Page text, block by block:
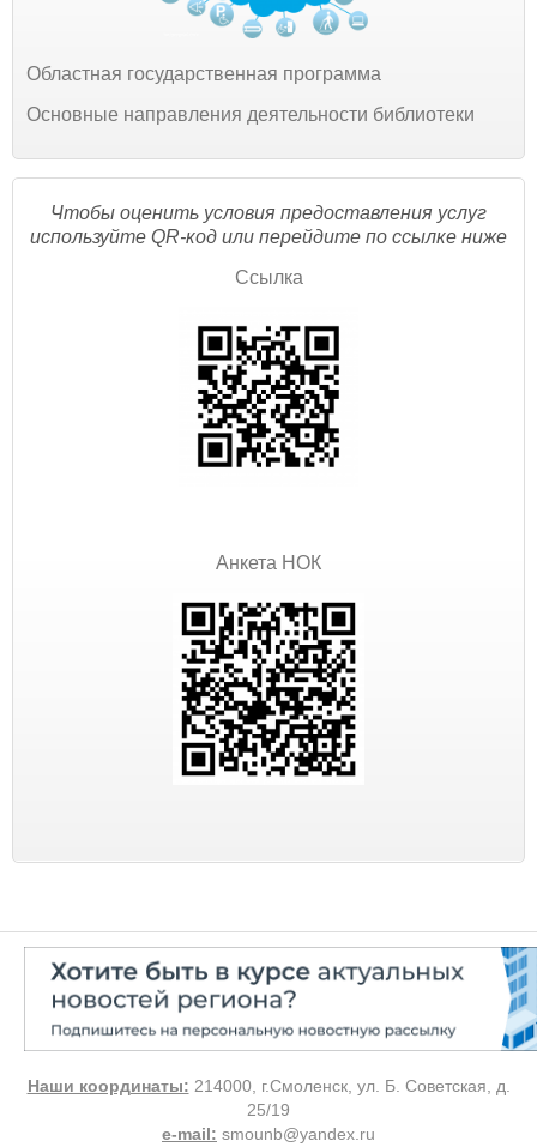
Областная государственная программа
Основные направления деятельности библиотеки
Чтобы оценить условия предоставления услуг
используйте QR-код или перейдите по ссылке ниже
Ссылка
Анкета НОК
Наши координаты: 214000, г.Смоленск, ул. Б. Советская, д.
25/19
e-mail: smounb@yandex.ru